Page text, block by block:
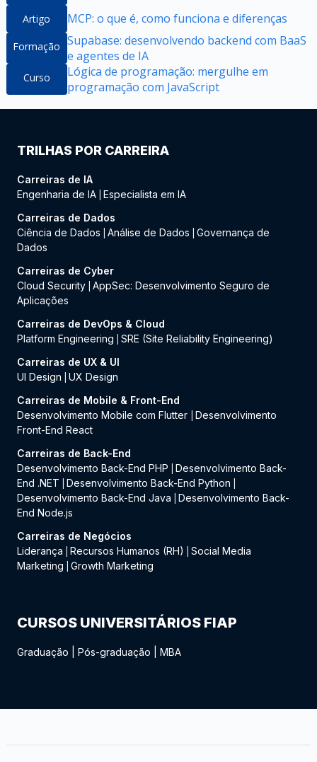
Artigo MCP: o que é, como funciona e diferenças
Formação Supabase: desenvolvendo backend com BaaS
e agentes de IA
Curso
Lógica de programação: mergulhe em
programação com JavaScript
TRILHAS POR CARREIRA
Carreiras de IA
Engenharia de IA Especialista em IA
Carreiras de Dados
Ciência de Dados
Análise de Dados
Governança de
Dados
Carreiras de Cyber
Cloud Security AppSec: Desenvolvimento Seguro de
Aplicações
Carreiras de DevOps & Cloud
Platform Engineering
SRE (Site Reliability Engineering)
Carreiras de UX & UI
UI Design
UX Design
Carreiras de Mobile & Front-End
Desenvolvimento Mobile com Flutter
Desenvolvimento
Front-End React
Carreiras de Back-End
Desenvolvimento Back-End PHP
Desenvolvimento Back-
End .NET
Desenvolvimento Back-End Python
Desenvolvimento Back-End Java
Desenvolvimento Back-
End Node.js
Carreiras de Negócios
Liderança
Recursos Humanos (RH)
Social Media
Marketing
Growth Marketing
CURSOS UNIVERSITÁRIOS FIAP
Graduação Pós-graduação MBA